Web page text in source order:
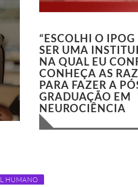
razões
a
pós-
graduação
em
Neurociência
“ESCOLHI O IPOG
SER UMA
NA QUAL EU
CONHEÇA AS
PARA FAZER A
GRADUAÇÃO EM
NEUROCIÊNCIA
HUMANO